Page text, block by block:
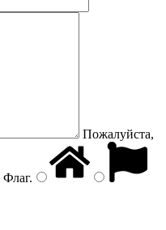
Пожалуйста,
Флаг.